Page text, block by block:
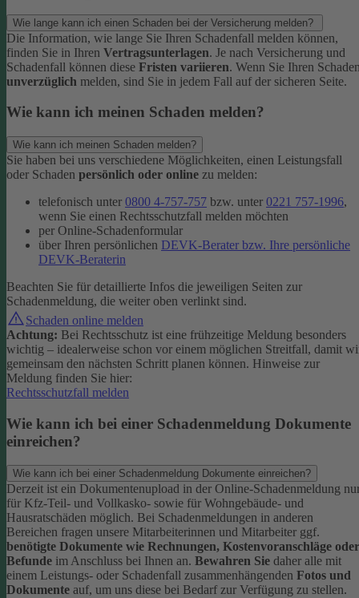
Wie lange kann ich einen Schaden bei der Versicherung melden?
Die Information, wie lange Sie Ihren Schadenfall melden können,
finden Sie in Ihren Vertragsunterlagen. Je nach Versicherung und
Schadenfall können diese Fristen variieren. Wenn Sie Ihren
unverzüglich melden, sind Sie in jedem Fall auf der sicheren Seite.
Wie kann ich meinen Schaden melden?
Wie kann ich meinen Schaden melden?
Sie haben bei uns verschiedene Möglichkeiten, einen Leistungsfall
oder Schaden persönlich oder online zu melden:
telefonisch unter 0800 4-757-757 bzw. unter 0221 757-1996,
wenn Sie einen Rechtsschutzfall melden möchten
per Online-Schadenformular
über Ihren persönlichen DEVK-Berater bzw. Ihre persönliche
DEVK-Beraterin
Beachten Sie für detaillierte Infos die jeweiligen Seiten zur
Schadenmeldung, die weiter oben verlinkt sind.
Schaden online melden
Achtung: Bei Rechtsschutz ist eine frühzeitige Meldung besonders
wichtig – idealerweise schon vor einem möglichen Streitfall, damit
gemeinsam den nächsten Schritt planen können. Hinweise zur
Meldung finden Sie hier:
Rechtsschutzfall melden
Wie kann ich bei einer Schadenmeldung Dokumente
einreichen?
Wie kann ich bei einer Schadenmeldung Dokumente einreichen?
Derzeit ist ein Dokumentenupload in der Online-Schadenmeldung
für Kfz-Teil- und Vollkasko- sowie für Wohngebäude- und
Hausratschäden möglich. Bei Schadenmeldungen in anderen
Bereichen fragen unsere Mitarbeiterinnen und Mitarbeiter ggf.
benötigte Dokumente wie Rechnungen, Kostenvoranschläge oder
Befunde im Anschluss bei Ihnen an. Bewahren Sie daher alle mit
einem Leistungs- oder Schadenfall zusammenhängenden Fotos und
Dokumente auf, um uns diese bei Bedarf zur Verfügung zu stellen.